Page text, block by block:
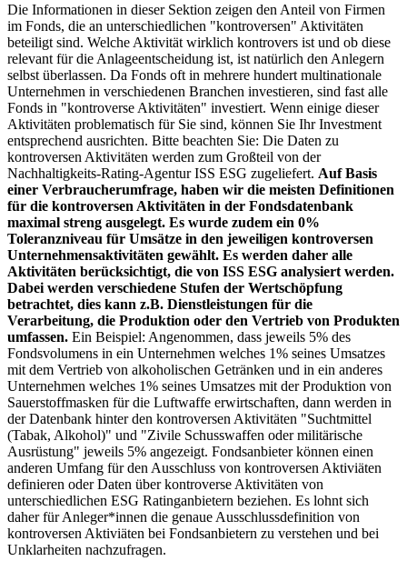
Die Informationen in dieser Sektion zeigen den Anteil von Firmen
im Fonds, die an unterschiedlichen "kontroversen" Aktivitäten
beteiligt sind. Welche Aktivität wirklich kontrovers ist und ob diese
relevant für die Anlageentscheidung ist, ist natürlich den Anlegern
selbst überlassen. Da Fonds oft in mehrere hundert multinationale
Unternehmen in verschiedenen Branchen investieren, sind fast alle
Fonds in "kontroverse Aktivitäten" investiert. Wenn einige dieser
Aktivitäten problematisch für Sie sind, können Sie Ihr Investment
entsprechend ausrichten. Bitte beachten Sie: Die Daten zu
kontroversen Aktivitäten werden zum Großteil von der
Nachhaltigkeits-Rating-Agentur ISS ESG zugeliefert. Auf Basis
einer Verbraucherumfrage, haben wir die meisten Definitionen
für die kontroversen Aktivitäten in der Fondsdatenbank
maximal streng ausgelegt. Es wurde zudem ein 0%
Toleranzniveau für Umsätze in den jeweiligen kontroversen
Unternehmensaktivitäten gewählt. Es werden daher alle
Aktivitäten berücksichtigt, die von ISS ESG analysiert werden.
Dabei werden verschiedene Stufen der Wertschöpfung
betrachtet, dies kann z.B. Dienstleistungen für die
Verarbeitung, die Produktion oder den Vertrieb von Produkten
umfassen. Ein Beispiel: Angenommen, dass jeweils 5% des
Fondsvolumens in ein Unternehmen welches 1% seines Umsatzes
mit dem Vertrieb von alkoholischen Getränken und in ein anderes
Unternehmen welches 1% seines Umsatzes mit der Produktion von
Sauerstoffmasken für die Luftwaffe erwirtschaften, dann werden in
der Datenbank hinter den kontroversen Aktivitäten "Suchtmittel
(Tabak, Alkohol)" und "Zivile Schusswaffen oder militärische
Ausrüstung" jeweils 5% angezeigt. Fondsanbieter können einen
anderen Umfang für den Ausschluss von kontroversen Aktiviäten
definieren oder Daten über kontroverse Aktivitäten von
unterschiedlichen ESG Ratinganbietern beziehen. Es lohnt sich
daher für Anleger*innen die genaue Ausschlussdefinition von
kontroversen Aktiviäten bei Fondsanbietern zu verstehen und bei
Unklarheiten nachzufragen.